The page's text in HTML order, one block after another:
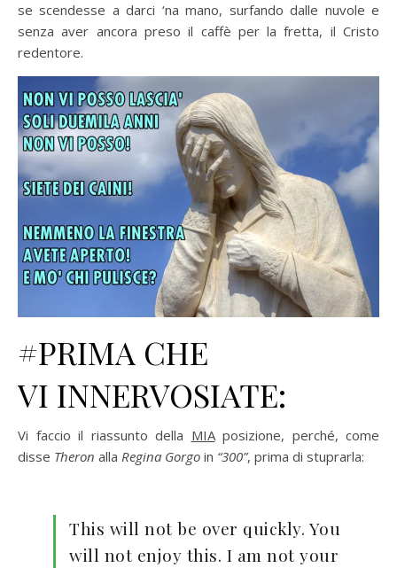
se scendesse a darci ‘na mano, surfando dalle nuvole e
senza aver ancora preso il caffè per la fretta, il Cristo
redentore.
#PRIMA CHE
VI INNERVOSIATE:
Vi faccio il riassunto della MIAposizione, perché, come
disse Theron alla Regina Gorgo in “300”, prima di stuprarla:
This will not be over quickly. You
will not enjoy this. I am not your